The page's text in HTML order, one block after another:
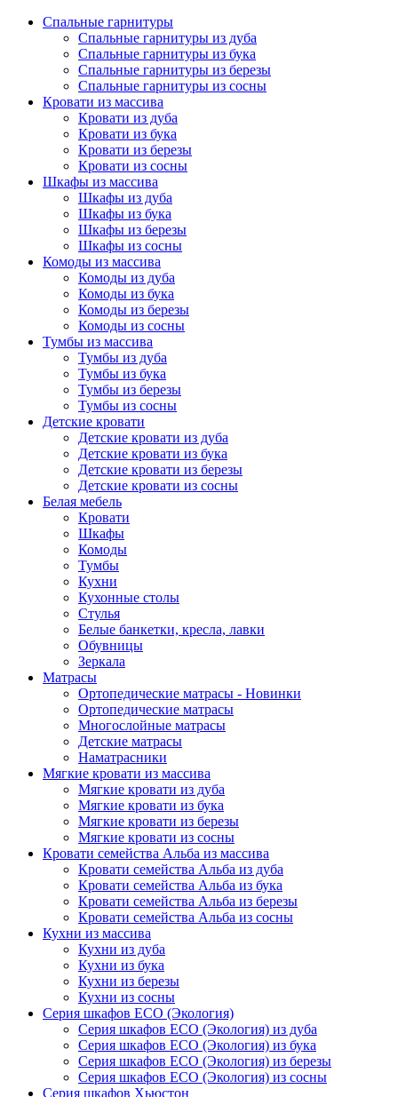
Спальные гарнитуры
Спальные гарнитуры из дуба
Спальные гарнитуры из бука
Спальные гарнитуры из березы
Спальные гарнитуры из сосны
Кровати из массива
Кровати из дуба
Кровати из бука
Кровати из березы
Кровати из сосны
Шкафы из массива
Шкафы из дуба
Шкафы из бука
Шкафы из березы
Шкафы из сосны
Комоды из массива
Комоды из дуба
Комоды из бука
Комоды из березы
Комоды из сосны
Тумбы из массива
Тумбы из дуба
Тумбы из бука
Тумбы из березы
Тумбы из сосны
Детские кровати
Детские кровати из дуба
Детские кровати из бука
Детские кровати из березы
Детские кровати из сосны
Белая мебель
Кровати
Шкафы
Комоды
Тумбы
Кухни
Кухонные столы
Стулья
Белые банкетки, кресла, лавки
Обувницы
Зеркала
Матрасы
Ортопедические матрасы - Новинки
Ортопедические матрасы
Многослойные матрасы
Детские матрасы
Наматрасники
Мягкие кровати из массива
Мягкие кровати из дуба
Мягкие кровати из бука
Мягкие кровати из березы
Мягкие кровати из сосны
Кровати семейства Альба из массива
Кровати семейства Альба из дуба
Кровати семейства Альба из бука
Кровати семейства Альба из березы
Кровати семейства Альба из сосны
Кухни из массива
Кухни из дуба
Кухни из бука
Кухни из березы
Кухни из сосны
Серия шкафов ECO (Экология)
Серия шкафов ECO (Экология) из дуба
Серия шкафов ECO (Экология) из бука
Серия шкафов ECO (Экология) из березы
Серия шкафов ECO (Экология) из сосны
Серия шкафов Хьюстон